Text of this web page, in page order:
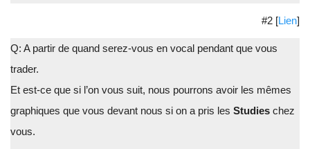
#2 [Lien]
Q: A partir de quand serez-vous en vocal pendant que vous
trader.
Et est-ce que si l’on vous suit, nous pourrons avoir les mêmes
graphiques que vous devant nous si on a pris les Studies chez
vous.